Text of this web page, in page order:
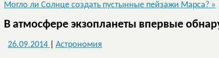
Могло ли Солнце создать пустынные пейзажи Марса? »
В атмосфере экзопланеты впервые
26.09.2014 Астрономия